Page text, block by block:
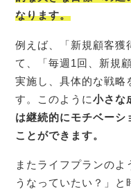
なります。
例えば、「新規顧客獲
て、「毎週1回、新規
実施し、具体的な戦略
す。このように小さな
は継続的にモチベーシ
ことができます。
またライフプランの
うなっていたい？」と